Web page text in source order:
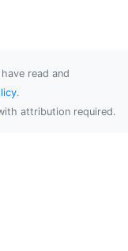
read and
.
attribution required.